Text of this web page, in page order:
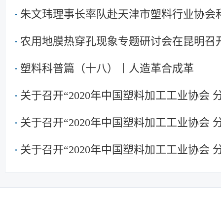
朱文玮理事长率队赴天津市塑料行业协会
农用地膜热穿孔现象专题研讨会在昆明召
塑料科普篇（十八）丨人造革合成革
关于召开“2020年中国塑料加工工业协会
关于召开“2020年中国塑料加工工业协会
关于召开“2020年中国塑料加工工业协会